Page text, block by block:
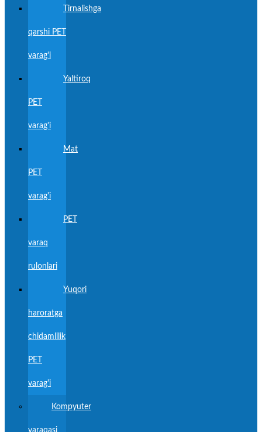
Tirnalishga
qarshi PET
varag'i
Yaltiroq
PET
varag'i
Mat
PET
varag'i
PET
varaq
rulonlari
Yuqori
haroratga
chidamlilik
PET
varag'i
Kompyuter
varaqasi